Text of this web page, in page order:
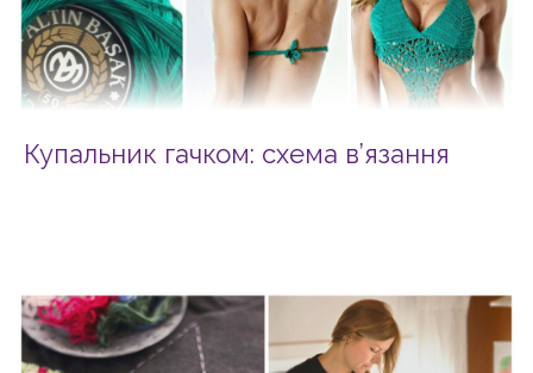
Купальник гачком: схема в’язання